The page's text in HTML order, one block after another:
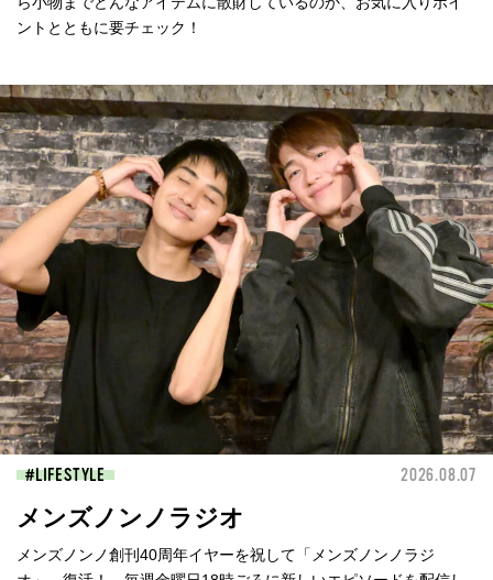
ントとともに要チェック！
LIFESTYLE 2026.08.07
メンズノンノラジオ
メンズノンノ創刊40周年イヤーを祝して「メンズノンノラジ